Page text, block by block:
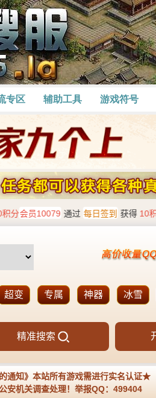
专区 辅助工具 游戏符号